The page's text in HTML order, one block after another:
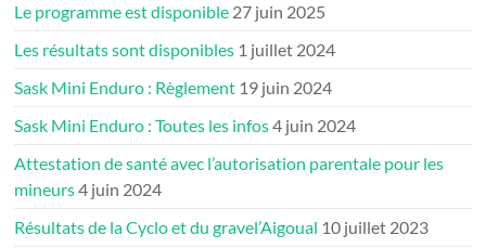
Le programme est disponible 27 juin 2025
Les résultats sont disponibles 1 juillet 2024
Sask Mini Enduro : Règlement 19 juin 2024
Sask Mini Enduro : Toutes les infos4 juin 2024
Attestation de santé avec l’autorisation parentale pour les
mineurs4 juin 2024
Résultats de la Cyclo et du gravel’Aigoual 10 juillet 2023